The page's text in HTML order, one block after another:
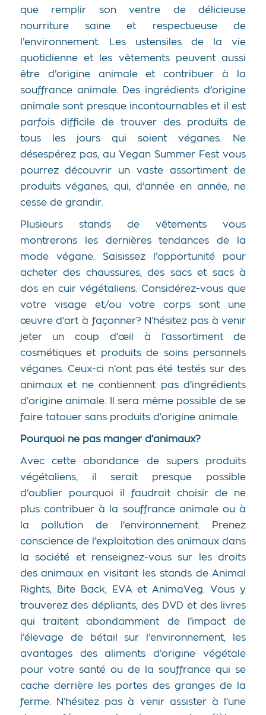
que remplir son ventre de délicieuse
nourriture saine et respectueuse de
l’environnement. Les ustensiles de la vie
quotidienne et les vêtements peuvent aussi
être d’origine animale et contribuer à la
souffrance animale. Des ingrédients d’origine
animale sont presque incontournables et il est
parfois difficile de trouver des produits de
tous les jours qui soient véganes. Ne
désespérez pas, au Vegan Summer Fest vous
pourrez découvrir un vaste assortiment de
produits véganes, qui, d’année en année, ne
cesse de grandir.
Plusieurs stands de vêtements vous
montrerons les dernières tendances de la
mode végane. Saisissez l’opportunité pour
acheter des chaussures, des sacs et sacs à
dos en cuir végétaliens. Considérez-vous que
votre visage et/ou votre corps sont une
œuvre d’art à façonner? N’hésitez pas à venir
jeter un coup d’œil à l’assortiment de
cosmétiques et produits de soins personnels
véganes. Ceux-ci n’ont pas été testés sur des
animaux et ne contiennent pas d’ingrédients
d’origine animale. Il sera même possible de se
faire tatouer sans produits d’origine animale.
Pourquoi ne pas manger d’animaux?
Avec cette abondance de supers produits
végétaliens, il serait presque possible
d’oublier pourquoi il faudrait choisir de ne
plus contribuer à la souffrance animale ou à
la pollution de l’environnement. Prenez
conscience de l’exploitation des animaux dans
la société et renseignez-vous sur les droits
des animaux en visitant les stands de Animal
Rights, Bite Back, EVA et AnimaVeg. Vous y
trouverez des dépliants, des DVD et des livres
qui traitent abondamment de l’impact de
l’élevage de bétail sur l’environnement, les
avantages des aliments d’origine végétale
pour votre santé ou de la souffrance qui se
cache derrière les portes des granges de la
ferme. N’hésitez pas à venir assister à l’une